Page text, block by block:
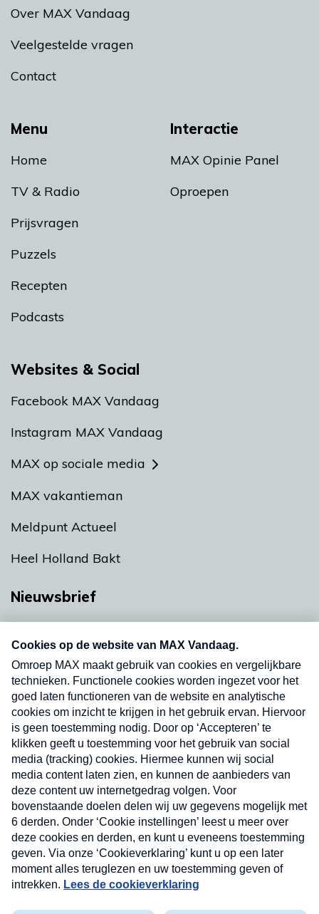
Menu
Home
TV & Radio
Prijsvragen
Puzzels
Recepten
Podcasts
Interactie
MAX Opinie Panel
Oproepen
Over MAX Vandaag
Veelgestelde vragen
Contact
Websites & Social
Facebook MAX Vandaag
Instagram MAX Vandaag
MAX op sociale media
MAX vakantieman
Meldpunt Actueel
Heel Holland Bakt
Nieuwsbrief
nieuwsbrief. Elke vrijdag- en dinsdagochtend in
uw mailbox.
Verzend
Nieuwsbrief
Neem hier een gratis abonnement op onze
nieuwsbrief. Elke vrijdag- en dinsdagochtend in uw